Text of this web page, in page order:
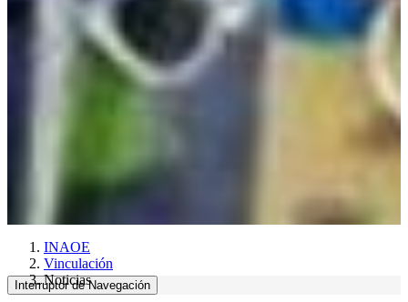
INAOE
Vinculación
Noticias
Interruptor de Navegación